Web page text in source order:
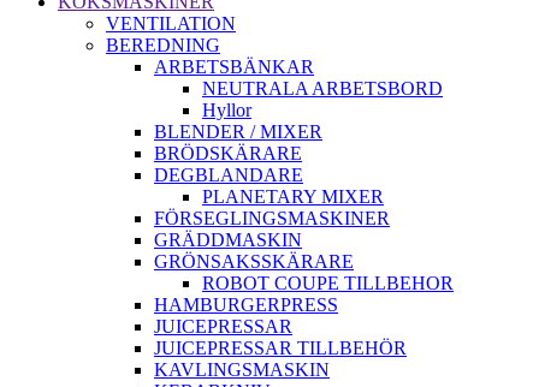
VENTILATION
BEREDNING
ARBETSBÄNKAR
NEUTRALA ARBETSBORD
Hyllor
BLENDER / MIXER
BRÖDSKÄRARE
DEGBLANDARE
PLANETARY MIXER
FÖRSEGLINGSMASKINER
GRÄDDMASKIN
GRÖNSAKSSKÄRARE
ROBOT COUPE TILLBEHOR
HAMBURGERPRESS
JUICEPRESSAR
JUICEPRESSAR TILLBEHÖR
KAVLINGSMASKIN